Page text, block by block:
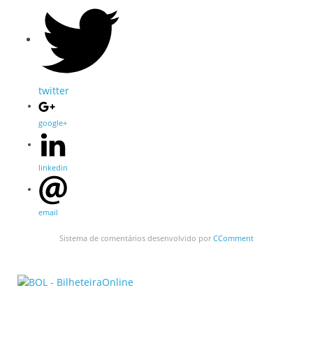
twitter
google+
linkedin
email
Sistema de comentários desenvolvido por CComment